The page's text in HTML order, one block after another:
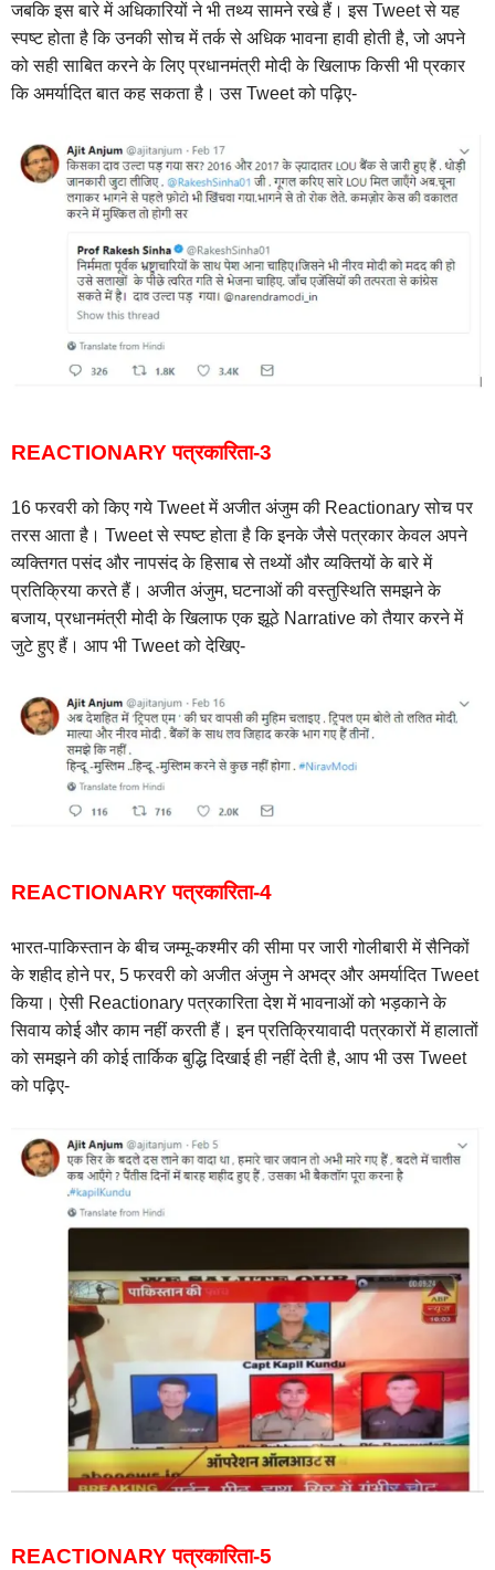
जबकि इस बारे में अधिकारियों ने भी तथ्य सामने रखे हैं। इस Tweet से यह
स्पष्ट होता है कि उनकी सोच में तर्क से अधिक भावना हावी होती है, जो अपने
को सही साबित करने के लिए प्रधानमंत्री मोदी के खिलाफ किसी भी प्रकार
कि अमर्यादित बात कह सकता है। उस Tweet को पढ़िए-
REACTIONARY पत्रकारिता-3
16 फरवरी को किए गये Tweet में अजीत अंजुम की Reactionary सोच पर
तरस आता है। Tweet से स्पष्ट होता है कि इनके जैसे पत्रकार केवल अपने
व्यक्तिगत पसंद और नापसंद के हिसाब से तथ्यों और व्यक्तियों के बारे में
प्रतिक्रिया करते हैं। अजीत अंजुम, घटनाओं की वस्तुस्थिति समझने के
बजाय, प्रधानमंत्री मोदी के खिलाफ एक झूठे Narrative को तैयार करने में
जुटे हुए हैं। आप भी Tweet को देखिए-
REACTIONARY पत्रकारिता-4
भारत-पाकिस्तान के बीच जम्मू-कश्मीर की सीमा पर जारी गोलीबारी में सैनिकों
के शहीद होने पर, 5 फरवरी को अजीत अंजुम ने अभद्र और अमर्यादित Tweet
किया। ऐसी Reactionary पत्रकारिता देश में भावनाओं को भड़काने के
सिवाय कोई और काम नहीं करती हैं। इन प्रतिक्रियावादी पत्रकारों में हालातों
को समझने की कोई तार्किक बुद्धि दिखाई ही नहीं देती है, आप भी उस Tweet
को पढ़िए-
REACTIONARY पत्रकारिता-5